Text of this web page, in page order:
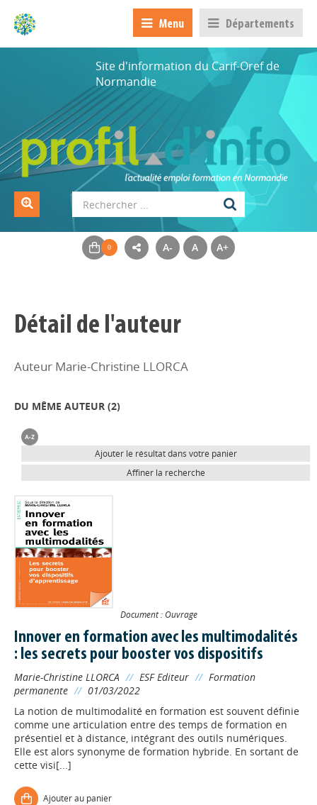
Menu Départements
Site d'information du Carif-Oref de
Normandie
A- A A+
Détail de l'auteur
Auteur Marie-Christine LLORCA
DU MÊME AUTEUR (2)
Ajouter le résultat dans votre panier
Affiner la recherche
Document : Ouvrage
Innover en formation avec les multimodalités
: les secrets pour booster vos dispositifs
Marie-Christine LLORCA // ESF Editeur // Formation
permanente // 01/03/2022
La notion de multimodalité en formation est souvent définie
comme une articulation entre des temps de formation en
présentiel et à distance, intégrant des outils numériques.
Elle est alors synonyme de formation hybride. En sortant de
cette visi[...]
Ajouter au panier